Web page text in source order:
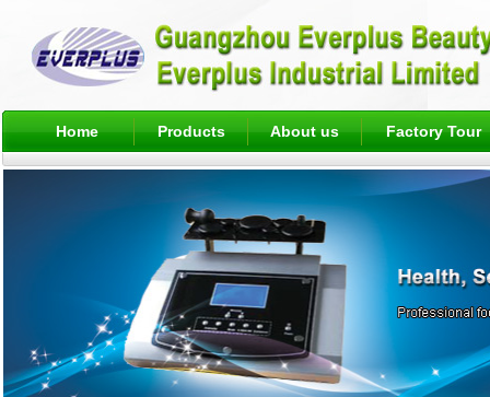
Home Products About us Factory Tour